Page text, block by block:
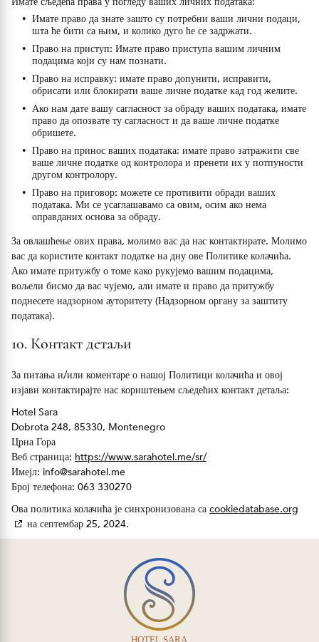
Имате право да знате зашто су потребни ваши лични подаци,
шта ће бити са њим, и колико дуго ће се задржати.
Право на приступ: Имате право приступа вашим личним
подацима који су нам познати.
Право на исправку: имате право допунити, исправити,
обрисати или блокирати ваше личне податке кад год желите.
Ако нам дате вашу сагласност за обраду ваших података, имате
право да опозвате ту сагласност и да ваше личне податке
обришете.
Право на принос ваших података: имате право затражити све
ваше личне податке од контролора и пренети их у потпуности
другом контролору.
Право на приговор: можете се противити обради ваших
података. Ми се усаглашавамо са овим, осим ако нема
оправданих основа за обраду.
За овлашћење ових права, молимо вас да нас контактирате. Молимо
вас да користите контакт податке на дну ове Политике колачића.
Ако имате притужбу о томе како рукујемо вашим подацима,
вољели бисмо да вас чујемо, али имате и право да притужбу
поднесете надзорном ауторитету (Надзорном органу за заштиту
података).
10. Контакт детаљи
За питања и/или коментаре о нашој Политици колачића и овој
изјави контактирајте нас кориштењем сљедећих контакт детаља:
Hotel Sara
Dobrota 248, 85330, Montenegro
Црна Гора
Веб страница: https://www.sarahotel.me/sr/
Имејл: info@sarahotel.me
Број телефона: 063 330270
Ова политика колачића је синхронизована са cookiedatabase.org
на септембар 25, 2024.
HOTEL SARA